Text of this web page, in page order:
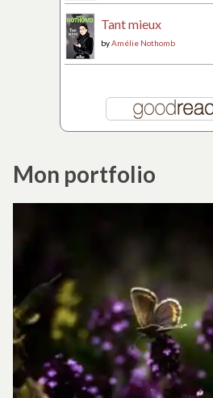
Tant mieux
byAmélie Nothomb
Mon portfolio